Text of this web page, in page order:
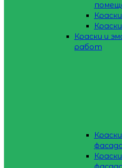
Краски и
работ